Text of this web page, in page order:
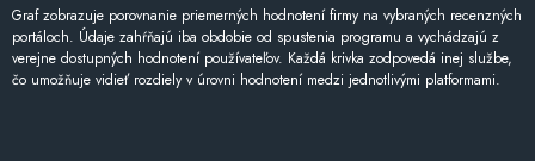
Graf zobrazuje porovnanie priemerných hodnotení firmy na vybraných recenzných
portáloch. Údaje zahŕňajú iba obdobie od spustenia programu a vychádzajú z
verejne dostupných hodnotení používateľov. Každá krivka zodpovedá inej službe,
čo umožňuje vidieť rozdiely v úrovni hodnotení medzi jednotlivými platformami.